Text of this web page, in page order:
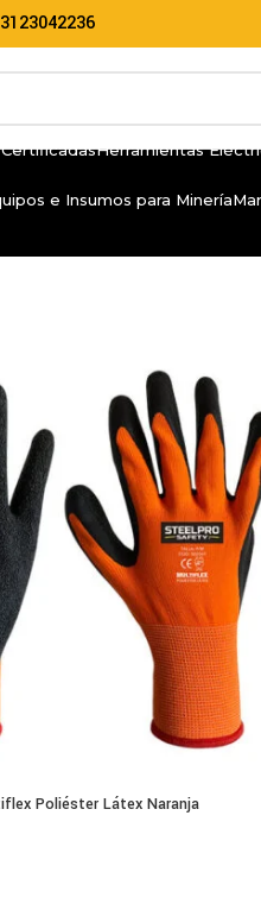
Herramientas
e Insumos para Minería
Poliéster Látex Naranja